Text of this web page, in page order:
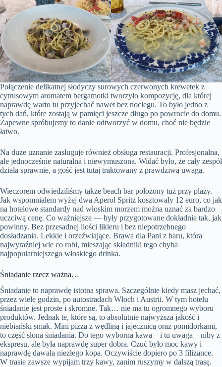
Połączenie delikatnej słodyczy surowych czerwonych krewetek z
cytrusowym aromatem bergamotki tworzyło kompozycję, dla której
naprawdę warto tu przyjechać nawet bez noclegu. To było jedno z
tych dań, które zostają w pamięci jeszcze długo po powrocie do domu.
Zapewne spróbujemy to danie odtworzyć w domu, choć nie będzie
łatwo.
Na duże uznanie zasługuje również obsługa restauracji. Profesjonalna,
ale jednocześnie naturalna i niewymuszona. Widać było, że cały zespół
działa sprawnie, a gość jest tutaj traktowany z prawdziwą uwagą.
Wieczorem odwiedziliśmy także beach bar położony tuż przy plaży.
Jak wspomniałem wyżej dwa Aperol Spritz kosztowały 12 euro, co jak
na hotelowe standardy nad włoskim morzem można uznać za bardzo
uczciwą cenę. Co ważniejsze — były przygotowane dokładnie tak, jak
powinny. Bez przesadnej ilości likieru i bez niepotrzebnego
dosładzania. Lekkie i orzeźwiające. Brawa dla Pani z baru, która
najwyraźniej wie co robi, mieszając składniki tego chyba
najpopularniejszego włoskiego drinka.
Śniadanie rzecz ważna…
Śniadanie to naprawdę istotna sprawa. Szczególnie kiedy masz jechać,
przez wiele godzin, po autostradach Włoch i Austrii. W tym hotelu
śniadanie jest proste i skromne. Tak… nie ma tu ogromnego wyboru
produktów. Jednak te, które są, to absolutnie najwyższa jakość i
niebiański smak. Mini pizza z wędliną i jajecznicą oraz pomidorkami,
to część słona śniadania. Do tego wyborna kawa – i tu uwaga – niby z
ekspresu, ale była naprawdę super dobra. Czuć było moc kawy i
naprawdę dawała niezłego kopa. Oczywiście dopiero po 3 filiżance.
W trasie zawsze wypijam trzy kawy, zanim ruszymy w dalszą trasę.